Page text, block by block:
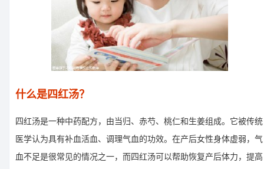
什么是四红汤？
四红汤是一种中药配方，由当归、赤芍、桃仁和生姜组成。它被传统
医学认为具有补血活血、调理气血的功效。在产后女性身体虚弱，气
血不足是很常见的情况之一，而四红汤可以帮助恢复产后体力，提高